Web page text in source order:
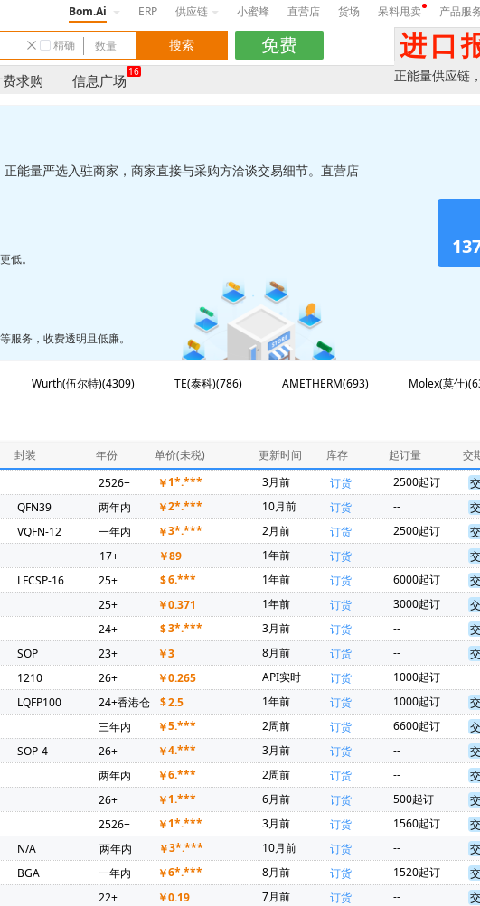
Bom.Ai ERP 供应链 小蜜蜂 直营店 货场 呆料甩卖 产品服
精确 进口
正能量供应链
求购 信息广场
16
能量严选入驻商家，商家直接与采购方洽谈交易细节。直营店
低。
务，收费透明且低廉。
Wurth(伍尔特)(4309) TE(泰科)(786) AMETHERM(693)
Molex(莫仕
东电化)(67) Maxim(美信)(57) SIT(芯力特)(55) RockChip(瑞芯微)(54)
Microchip(微芯)(35) OMRON(欧姆龙)(35)
XHSC(小华
KEMET(基美)(30) HONGFA(宏发)(26) Everspin Technologies(23)
Broadcom(博通)(20) DIPTRONICS(圜达)(20)
Panasonic(松下)(20)
3PEAK(思瑞浦)(18) Hirose(广濑电机)(17) Micron(镁光)(17)
Vishay(威世)(12) TKD(泰晶)(12) Ruichips(锐骏半导体)(11)
GD(兆易创新)(8) SINEDEVICE(宇宏微)(8) MARVELL(迈威)(7)
MAN YUE(万裕科技)(6) Samtec(5) TAIYO YUDEN(太诱)(5)
TDK-
尔特拉)(4) FUJI(富士电机)(4) Novosense(纳芯微)(4) Zbit(恒烁)(4)
台湾立锜)(3) SEMIKRON(赛米控)(3) TOREX(特瑞仕)(3) SMC(桑德斯
ALLEGRO(美国埃戈罗)(2) CHIPLINK(芯联)(2) Dialog Semiconductor GmbH(2)
金升阳)(2) Maxscend(卓胜微)(2) MPS(美国芯源)(2) MCC(美微科)(2)
Filters(2) FH(风华)(2) Nexperia(安世)(2) RUIMENG(瑞盟)(2)
NISSHINBO(2) SCT(芯洲科技)(2) AzureWave(海华)(1) ALPS(阿尔卑斯)(1)
伯恩斯)(1) COSMO(冠西)(1) Chilisin(奇力新)(1) CAVIUM INC(1)
FM(复旦微)(1) FTDI(飞特帝亚)(1) Freescale(飞思卡尔)(1)
IR(国际整流器)(1)
MSTAR(晨星)(1) Natlinear(南麟)(1) PUI Audio(1)
Phoenix(菲尼克
AMP NETCONNECT(1) Power Dynamics Inc(1) CommScope Inc(1)
3L
封装 年份 单价(未税) 更新时间 库存 起订量
交
2526+ ￥1*.*** 3月前 订货 2500起订
QFN39 两年内 ￥2*.*** 10月前 订货 --
VQFN-12 一年内 ￥3*.*** 2月前 订货 2500起订
17+ ￥89 1年前 订货 --
LFCSP-16 25+ $6.*** 1年前 订货 6000起订
25+ ￥0.371 1年前 订货 3000起订
24+ $3*.*** 3月前 订货 --
SOP 23+ ￥3 8月前 订货 --
1210 26+ ￥0.265 API实时 订货
1000起订
LQFP100 24+香港仓 $2.5 1年前 订货 1000起订
三年内 ￥5.*** 2周前 订货 6600起订
SOP-4 26+ ￥4.*** 3月前 订货 --
两年内 ￥6.*** 2周前 订货 --
26+ ￥1.*** 6月前 订货 500起订
2526+ ￥1*.*** 3月前 订货 1560起订
N/A 两年内 ￥3*.*** 10月前 订货 --
BGA 一年内 ￥6*.*** 8月前 订货 1520起订
22+ ￥0.19 7月前 订货 --